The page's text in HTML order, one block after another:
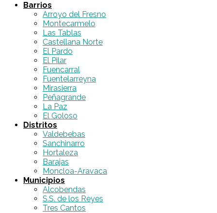
Barrios
Arroyo del Fresno
Montecarmelo
Las Tablas
Castellana Norte
El Pardo
El Pilar
Fuencarral
Fuentelarreyna
Mirasierra
Peñagrande
La Paz
El Goloso
Distritos
Valdebebas
Sanchinarro
Hortaleza
Barajas
Moncloa-Aravaca
Municipios
Alcobendas
S.S. de los Reyes
Tres Cantos